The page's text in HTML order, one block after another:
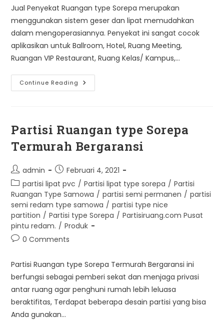
Jual Penyekat Ruangan type Sorepa merupakan
menggunakan sistem geser dan lipat memudahkan
dalam mengoperasiannya. Penyekat ini sangat cocok
aplikasikan untuk Ballroom, Hotel, Ruang Meeting,
Ruangan VIP Restaurant, Ruang Kelas/ Kampus,…
Continue Reading Jual
Penyekat
Terbaik|
Bergaransi
Partisi Ruangan type Sorepa
Termurah Bergaransi
Post
author:
admin
Post
published:
Februari 4, 2021
Post
category:
partisi lipat pvc / Partisi lipat type sorepa / Partisi
Ruangan Type Samowa / partisi semi permanen / partisi
semi redam type samowa / partisi type nice
partition / Partisi type Sorepa / Partisiruang.com Pusat
pintu redam. / Produk
Post0 Comments
Partisi Ruangan type Sorepa Termurah Bergaransi ini
berfungsi sebagai pemberi sekat dan menjaga privasi
antar ruang agar penghuni rumah lebih leluasa
beraktifitas, Terdapat beberapa desain partisi yang bisa
Anda gunakan…